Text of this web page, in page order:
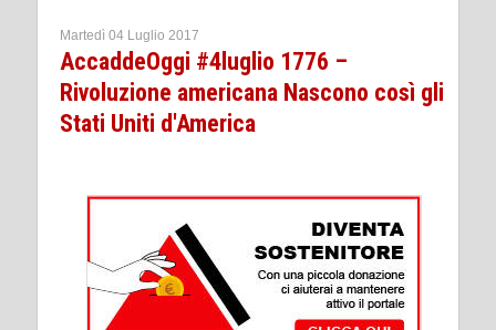
Martedì 04 Luglio 2017
AccaddeOggi #4luglio 1776 –
Rivoluzione americana Nascono così gli
Stati Uniti d'America